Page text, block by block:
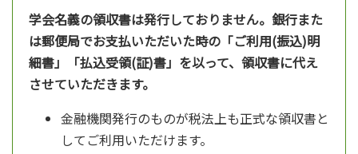
学会名義の領収書は発行しておりません。銀行また
は郵便局でお支払いただいた時の「ご利用(振込)明
細書」「払込受領(証)書」を以って、領収書に代え
させていただきます。
金融機関発行のものが税法上も正式な領収書と
してご利用いただけます。